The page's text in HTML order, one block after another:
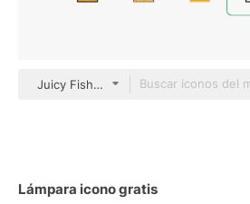
Juicy Fish Outline
Lámpara icono gratis